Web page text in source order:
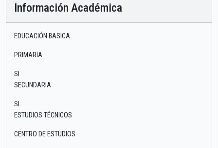
Información Académica
EDUCACIÓN BASICA
PRIMARIA
SI
SECUNDARIA
SI
ESTUDIOS TÉCNICOS
CENTRO DE ESTUDIOS